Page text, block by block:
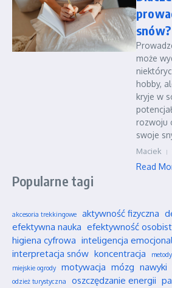
snów?
może
hobby,
kryje w
rozwoju
swoje
Maciek
Read
Popularne tagi
akcesoria trekkingowe aktywność fizyczna
efektywna nauka efektywność
higiena cyfrowa inteligencja
interpretacja snów koncentracja
miejskie ogrody
motywacja mózg nawyki
odzież turystyczna oszczędzanie energii